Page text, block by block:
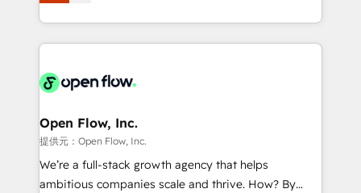
portfolio and lifecycle management 🏭
HIPAA-aware; CASL-compliant; GDPR-ready
implementations where required 💡 Why 500+
built to scale.
HubSpot partner, we specialize in working with
sophisticated B2B companies to implement the
HubSpot CRM platform across client organizations.
industrial/manufacturing, professional services,
distribution, commercial real estate, technology,
finserv/fintech, IT managed services, transportation
& logistics, energy/solar, staffing and recruiting,
media, healthcare and government contractors. Our
Open Flow, Inc.
提供元：Open Flow, Inc.
We’re a full-stack growth agency that helps
ambitious companies scale and thrive. How? By